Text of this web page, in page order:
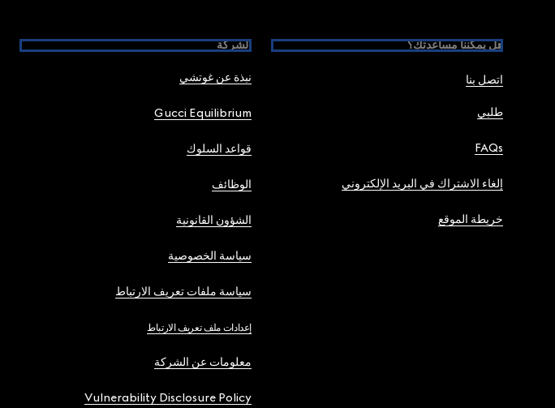
هل يمكننا مساعدتك؟
اتصل بنا
طلبي
FAQs
إلغاء الاشتراك في البريد الإلكتروني
خريطة الموقع
الشركة
نبذة عن غوتشي
Gucci Equilibrium
قواعد السلوك
الوظائف
الشؤون القانونية
سياسة الخصوصية
سياسة ملفات تعريف الارتباط
إعدادات ملف تعريف الارتباط
معلومات عن الشركة
Vulnerability Disclosure Policy